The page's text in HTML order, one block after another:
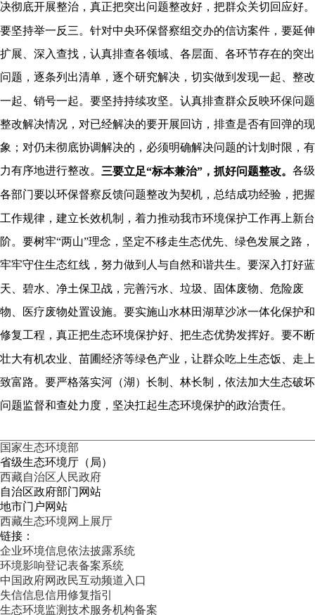
决彻底开展整治，真正把突出问题整改好，把群众关切回应好。
要坚持举一反三。针对中央环保督察组交办的信访案件，要延伸
扩展、深入查找，认真排查各领域、各层面、各环节存在的突出
问题，逐条列出清单，逐个研究解决，切实做到发现一起、整改
一起、销号一起。要坚持持续攻坚。认真排查群众反映环保问题
整改解决情况，对已经解决的要开展回访，排查是否有回弹的现
象；对仍未彻底协调解决的，必须明确解决问题的计划时限，有
力有序地进行整改。 三要立足“标本兼治”，抓好问题整改。 各级
各部门要以环保督察反馈问题整改为契机，总结成功经验，把握
工作规律，建立长效机制，着力推动我市环境保护工作再上新台
阶。要树牢“两山”理念，坚定不移走生态优先、绿色发展之路，
牢牢守住生态红线，努力做到人与自然和谐共生。要深入打好蓝
天、碧水、净土保卫战，完善污水、垃圾、固体废物、危险废
物、医疗废物处置设施。要实施山水林田湖草沙冰一体化保护和
修复工程，真正把生态环境保护好、把生态优势发挥好。要不断
壮大有机农业、苗圃经济等绿色产业，让群众吃上生态饭、走上
致富路。要严格落实河（湖）长制、林长制，依法加大生态破坏
问题监督和查处力度，坚决扛起生态环境保护的政治责任。
国家生态环境部
省级生态环境厅（局）
西藏自治区人民政府
自治区政府部门网站
地市门户网站
西藏生态环境网上展厅
链接：
企业环境信息依法披露系统
环境影响登记表备案系统
中国政府网政民互动频道入口
失信信息信用修复指引
生态环境监测技术服务机构备案